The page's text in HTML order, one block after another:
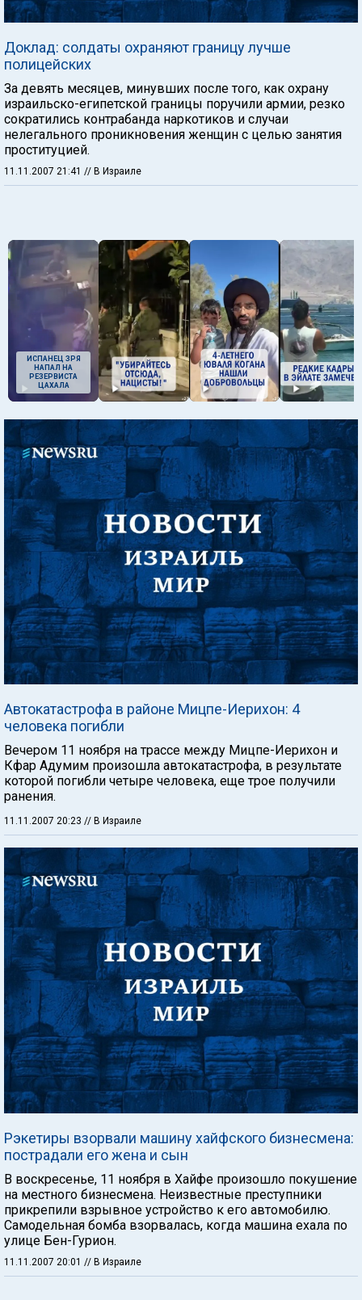
Доклад: солдаты охраняют границу лучше
полицейских
За девять месяцев, минувших после того, как охрану
израильско-египетской границы поручили армии, резко
сократились контрабанда наркотиков и случаи
нелегального проникновения женщин с целью занятия
проституцией.
11.11.2007 21:41 // В Израиле
ИСПАНЕЦ ЗРЯ
НАПАЛ НА
РЕЗЕРВИСТА
ЦАХАЛА
Автокатастрофа в районе Мицпе-Иерихон: 4
человека погибли
Вечером 11 ноября на трассе между Мицпе-Иерихон и
Кфар Адумим произошла автокатастрофа, в результате
которой погибли четыре человека, еще трое получили
ранения.
11.11.2007 20:23 // В Израиле
Рэкетиры взорвали машину хайфского бизнесмена:
пострадали его жена и сын
В воскресенье, 11 ноября в Хайфе произошло покушение
на местного бизнесмена. Неизвестные преступники
прикрепили взрывное устройство к его автомобилю.
Самодельная бомба взорвалась, когда машина ехала по
улице Бен-Гурион.
11.11.2007 20:01 // В Израиле